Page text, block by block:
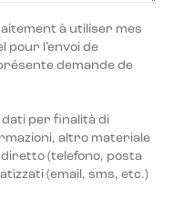
à utiliser mes
l’envoi de
demande de
per finalità di
altro materiale
(telefono, posta
(email, sms, etc.)